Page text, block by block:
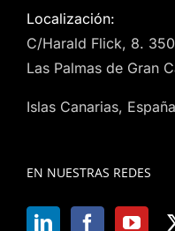
Localización:
C/Harald Flick, 8.
Las Palmas de Gran
Islas Canarias,
EN NUESTRAS REDES